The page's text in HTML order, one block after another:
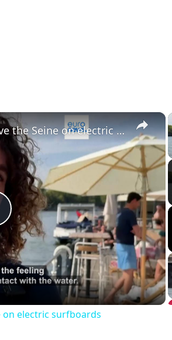
×
Parisians are now flying above the Seine on electric surfboards
on electric surfboards